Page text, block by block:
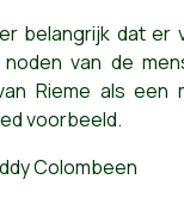
belangrijk dat er
van de
Rieme als een
voorbeeld.
Colombeen